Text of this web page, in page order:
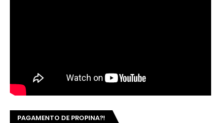
PAGAMENTO DE PROPINA?!